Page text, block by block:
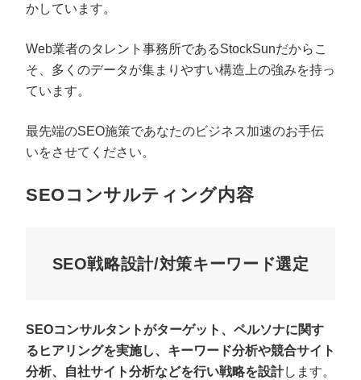
かしています。
Web業者のタレント事務所であるStockSunだからこ
そ、多くのデータが集まりやすい構造上の強みを持っ
ています。
最先端のSEO施策であなたのビジネス加速のお手伝
いをさせてください。
SEOコンサルティング内容
SEO戦略設計/対策キーワード選定
SEOコンサルタントがターゲット、ペルソナに関す
るヒアリングを実施し、キーワード分析や競合サイト
分析、自社サイト分析などを行い戦略を設計します。